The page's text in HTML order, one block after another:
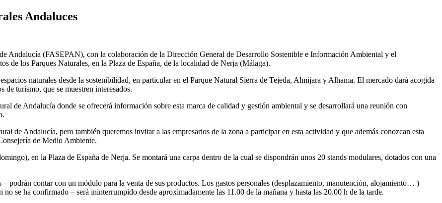
Andaluces
Andalucía (FASEPAN), con la colaboración de la Dirección General de Desarrollo Sostenible e Información Ambiental y el
de los Parques Naturales, en la Plaza de España, de la localidad de Nerja (Málaga).
naturales desde la sostenibilidad, en particular en el Parque Natural Sierra de Tejeda, Almijara y Alhama. El mercado dará acogida
de turismo, que se muestren interesados.
de Andalucía donde se ofrecerá información sobre esta marca de calidad y gestión ambiental y se desarrollará una reunión con
de Andalucía, pero también queremos invitar a las empresarios de la zona a participar en esta actividad y que además conozcan esta
de Medio Ambiente.
en la Plaza de España de Nerja. Se montará una carpa dentro de la cual se dispondrán unos 20 stands modulares, dotados con una
podrán contar con un módulo para la venta de sus productos. Los gastos personales (desplazamiento, manutención, alojamiento… )
se ha confirmado – será ininterrumpido desde aproximadamente las 11.00 de la mañana y hasta las 20.00 h de la tarde.